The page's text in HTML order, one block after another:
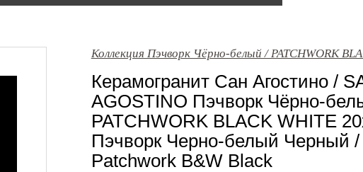
Коллекция Пэчворк Чёрно-белый / PATCHWORK
Керамогранит Сан Агостино /
AGOSTINO Пэчворк Чёрно-
PATCHWORK BLACK WHITE
Пэчворк Черно-белый Черный /
Patchwork B&W Black